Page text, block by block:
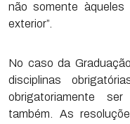
não somente
exterior”.
No caso da
disciplinas
obrigatoriamente
também. As